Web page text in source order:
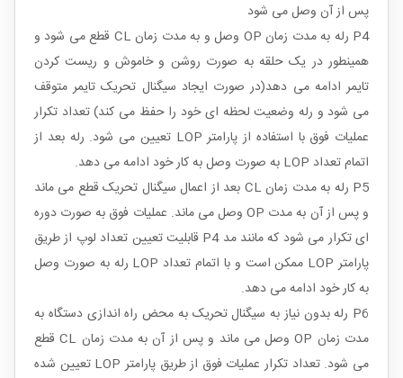
پس از آن وصل می شود
P4 رله به مدت زمان OP وصل و به مدت زمان CL قطع می شود و
همینطور در یک حلقه به صورت روشن و خاموش و ریست کردن
تایمر ادامه می دهد(در صورت ایجاد سیگنال تحریک تایمر متوقف
می شود و رله وضعیت لحظه ای خود را حفظ می کند) تعداد تکرار
عملیات فوق با استفاده از پارامتر LOP تعیین می شود. رله بعد از
اتمام تعداد LOP به صورت وصل به کار خود ادامه می دهد.
P5 رله به مدت زمان CL بعد از اعمال سیگنال تحریک قطع می ماند
و پس از آن به مدت OP وصل می ماند. عملیات فوق به صورت دوره
ای تکرار می شود که مانند مد P4 قابلیت تعیین تعداد لوپ از طریق
پارامتر LOP ممکن است و با اتمام تعداد LOP رله به صورت وصل
به کار خود ادامه می دهد.
P6 رله بدون نیاز به سیگنال تحریک به محض راه اندازی دستگاه به
مدت زمان OP وصل می ماند و پس از آن به مدت زمان CL قطع
می شود. تعداد تکرار عملیات فوق از طریق پارامتر LOP تعیین شده